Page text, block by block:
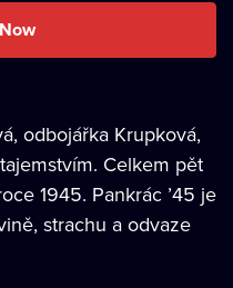
odbojářka Krupková,
Celkem pět
1945. Pankrác ’45 je
strachu a odvaze